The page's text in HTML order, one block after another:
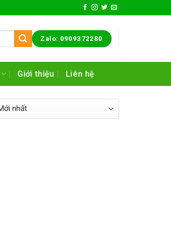
Zalo: 0909372280
Giới thiệu Liên hệ